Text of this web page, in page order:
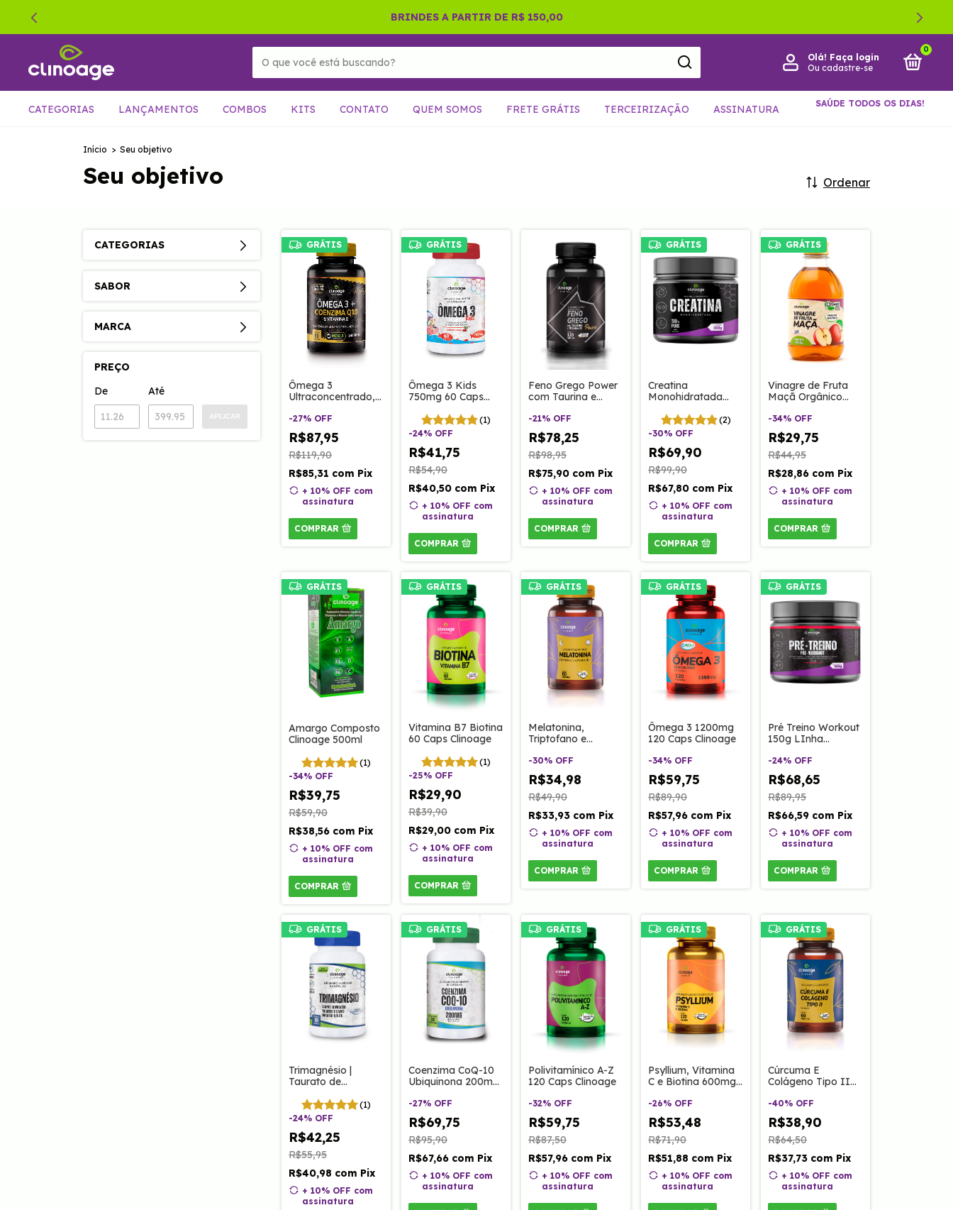
BRINDES A PARTIR DE R$ 150,00
Olá! Faça login
Ou cadastre-se
0
CATEGORIAS LANÇAMENTOS COMBOS KITS CONTATO QUEM SOMOS FRETE GRÁTIS TERCEIRIZAÇÃO ASSINATURA SAÚDE TODOS OS DIAS!
Início > Seu objetivo
Seu objetivo Ordenar
CATEGORIAS
SABOR
MARCA
PREÇO
De
Até
APLICAR
GRÁTIS
Ômega 3
Ultraconcentrado,
Vitamina E 1400mg
60 Caps Clinoage
-27% OFF
R$87,95
R$119,90
R$85,31 com Pix
+ 10% OFF com
assinatura
COMPRAR
GRÁTIS
Ômega 3 Kids
750mg 60 Caps
mastigáveis | Sabor
Cereja.
(1)
-24% OFF
R$41,75
R$54,90
R$40,50 com Pix
+ 10% OFF com
assinatura
COMPRAR
Feno Grego Power
com Taurina e
Caps Clinoage
-21% OFF
R$78,25
R$98,95
R$75,90 com Pix
+ 10% OFF com
assinatura
COMPRAR
GRÁTIS
Creatina
Monohidratada
(2)
-30% OFF
R$69,90
R$99,90
R$67,80 com Pix
+ 10% OFF com
assinatura
COMPRAR
GRÁTIS
Vinagre de Fruta
Maçã Orgânico
-34% OFF
R$29,75
R$44,95
R$28,86 com Pix
+ 10% OFF com
assinatura
COMPRAR
GRÁTIS
Amargo Composto
Clinoage 500ml
(1)
-34% OFF
R$39,75
R$59,90
R$38,56 com Pix
+ 10% OFF com
assinatura
COMPRAR
GRÁTIS
Vitamina B7 Biotina
60 Caps Clinoage
(1)
-25% OFF
R$29,90
R$39,90
R$29,00 com Pix
+ 10% OFF com
assinatura
COMPRAR
GRÁTIS
Melatonina,
Triptofano e
Caps Clinoage
-30% OFF
R$34,98
R$49,90
R$33,93 com Pix
+ 10% OFF com
assinatura
COMPRAR
GRÁTIS
Ômega 3 1200mg
120 Caps Clinoage
-34% OFF
R$59,75
R$89,90
R$57,96 com Pix
+ 10% OFF com
assinatura
COMPRAR
GRÁTIS
Pré Treino Workout
150g LInha
Clinoage
-24% OFF
R$68,65
R$89,95
R$66,59 com Pix
+ 10% OFF com
assinatura
COMPRAR
GRÁTIS
Trimagnésio |
Taurato de
Magnésio Dimalato
e Quelato 60 Caps
(1)
-24% OFF
R$42,25
R$55,95
R$40,98 com Pix
+ 10% OFF com
assinatura
GRÁTIS
Coenzima CoQ-10
Ubiquinona 200mg
-27% OFF
R$69,75
R$95,90
R$67,66 com Pix
+ 10% OFF com
assinatura
GRÁTIS
Polivitamínico A-Z
120 Caps Clinoage
-32% OFF
R$59,75
R$87,50
R$57,96 com Pix
+ 10% OFF com
assinatura
GRÁTIS
Psyllium, Vitamina
C e Biotina 600mg
-26% OFF
R$53,48
R$71,90
R$51,88 com Pix
+ 10% OFF com
assinatura
GRÁTIS
Cúrcuma E
Colágeno Tipo II
-40% OFF
R$38,90
R$64,50
R$37,73 com Pix
+ 10% OFF com
assinatura